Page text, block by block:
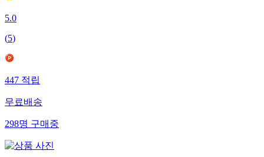
5.0
(5)
447 적립
무료배송
298명 구매중